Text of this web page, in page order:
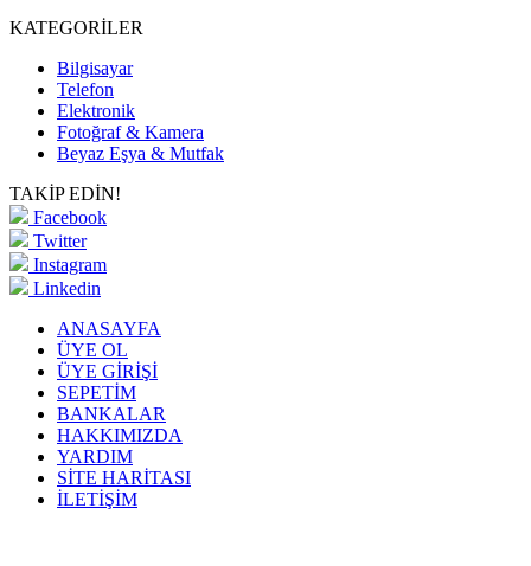
KATEGORİLER
Bilgisayar
Telefon
Elektronik
Fotoğraf & Kamera
Beyaz Eşya & Mutfak
TAKİP EDİN!
Facebook
Twitter
Instagram
Linkedin
ANASAYFA
ÜYE OL
ÜYE GİRİŞİ
SEPETİM
BANKALAR
HAKKIMIZDA
YARDIM
SİTE HARİTASI
İLETİŞİM